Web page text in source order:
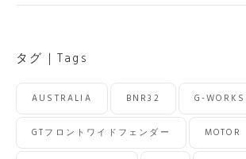
Archives
タグ｜Tags
AUSTRALIA BNR32 G-WORKS
GTフロントワイドフェンダー MOTOR